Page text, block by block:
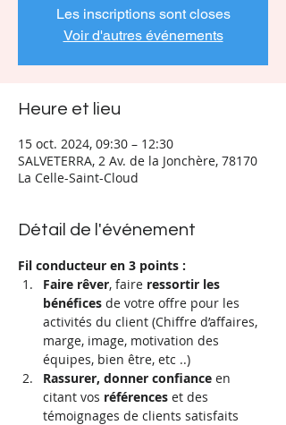
Les inscriptions sont closes
Voir d'autres événements
Heure et lieu
15 oct. 2024, 09:30 – 12:30
SALVETERRA, 2 Av. de la Jonchère, 78170
La Celle-Saint-Cloud
Détail de l'événement
Fil conducteur en 3 points :
Faire rêver, faire ressortir les
bénéfices de votre offre pour les
activités du client (Chiffre d’affaires,
marge, image, motivation des
équipes, bien être, etc ..)
Rassurer, donner confiance en
citant vos références et des
témoignages de clients satisfaits